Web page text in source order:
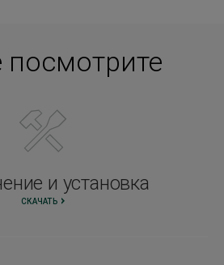
посмотрите
и установка
СКАЧАТЬ